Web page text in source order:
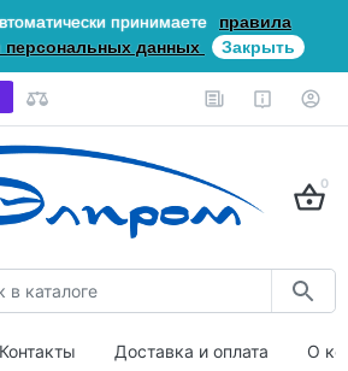
принимаете
правила
персональных данных
Закрыть
0
Контакты Доставка и оплата О